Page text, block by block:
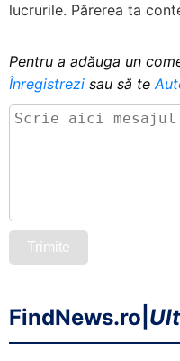
lucrurile. Părerea ta
Pentru a adăuga un
Înregistrezi sau să te
Trimite
FindNews.ro